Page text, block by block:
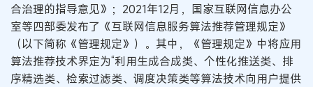
合治理的指导意见》；2021年12月，国家互联网信息办公
室等四部委发布了《互联网信息服务算法推荐管理规定》
（以下简称《管理规定》）。其中，《管理规定》中将应用
算法推荐技术界定为“利用生成合成类、个性化推送类、排
序精选类、检索过滤类、调度决策类等算法技术向用户提供